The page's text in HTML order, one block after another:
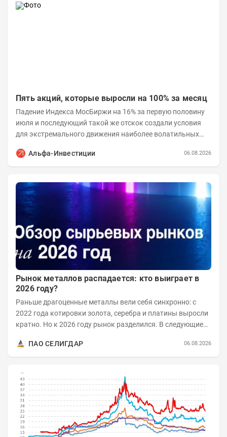
Пять акций, которые выросли на 100% за месяц
Падение Индекса МосБиржи на 16% за первую половину
июля и последующий такой же отскок создали условия
для экстремального движения наиболее волатильных
Альфа-Инвестиции
06.08.2026
Рынок металлов распадается: кто выиграет в
2026 году?
Раньше драгоценные металлы вели себя синхронно: с
2022 года котировки золота, серебра и платины выросли
кратно. Но к 2026 году рынок разделился. В следующие
ПАО СЕЛИГДАР
06.08.2026